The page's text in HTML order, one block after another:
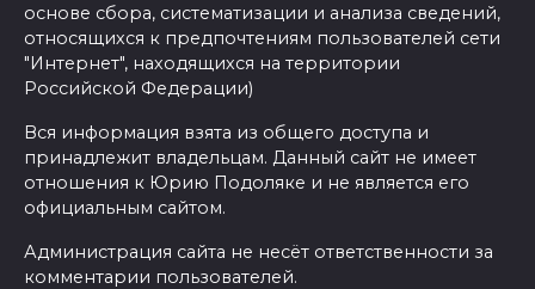
основе сбора, систематизации и анализа сведений,
относящихся к предпочтениям пользователей сети
"Интернет", находящихся на территории
Российской Федерации)
Вся информация взята из общего доступа и
принадлежит владельцам. Данный сайт не имеет
отношения к Юрию Подоляке и не является его
официальным сайтом.
Администрация сайта не несёт ответственности за
комментарии пользователей.